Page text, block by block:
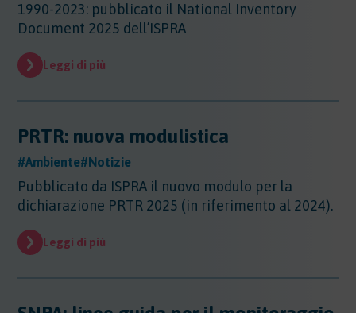
1990-2023: pubblicato il National Inventory
Document 2025 dell’ISPRA
Leggi di più
PRTR: nuova modulistica
#Ambiente#Notizie
Pubblicato da ISPRA il nuovo modulo per la
dichiarazione PRTR 2025 (in riferimento al 2024).
Leggi di più